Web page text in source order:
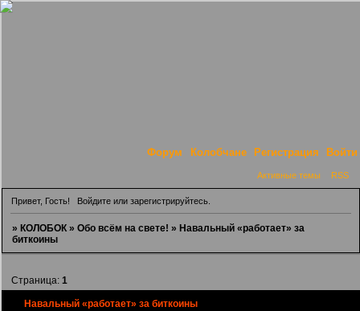
Форум Колобчане Регистрация Войти
Активные темы RSS
Привет, Гость! Войдитеили зарегистрируйтесь.
»КОЛОБОК »Обо всём на свете! »Навальный «работает» за
биткоины
Навальный «работает» за биткоины
Страница:1